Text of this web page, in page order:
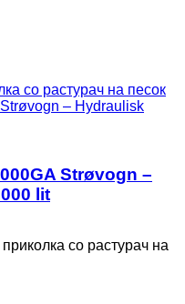
со растурач на песок
– Hydraulisk
Strøvogn –
lit
со растурач на